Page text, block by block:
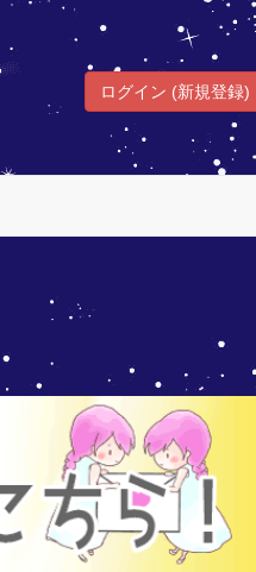
ログイン (新規登録)